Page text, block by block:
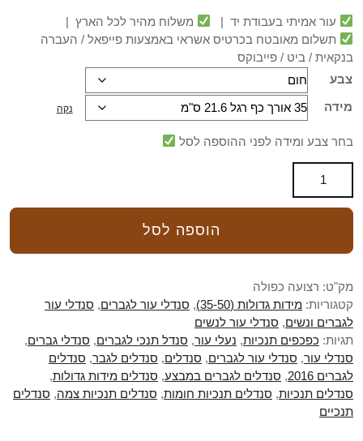
עור אמיתי בעבודת יד |
משלוח מהיר לכל הארץ |
תשלום מאובטח בכרטיס אשראי באמצעות פייפאל / העברה
בנקאית / ביט / פייבוקס
צבע
מידה
נקה
בחר צבע ומידה לפני ההוספה לסל
הוספה לסל
מק"ט: רצועה כפולה
קטגוריות: מידות גדולות (35-50) , סנדלי עור לגברים, סנדלי עור
לגברים ונשים, סנדלי עור לנשים
תגיות: כפכפים תנכיות, נעלי עור, סנדל תנכי לגברים, סנדלי גברים,
סנדלי עור, סנדלי עור לגברים, סנדלים, סנדלים לגבר, סנדלים
לגברים 2016
, סנדלים לגברים במבצע, סנדלים מידות גדולות,
סנדלים תנכיות, סנדלים תנכיות חומות, סנדלים תנכיות צמה, סנדלים
תנכיים